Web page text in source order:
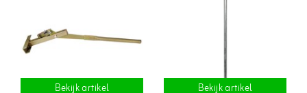
Bekijk artikel Bekijk artikel